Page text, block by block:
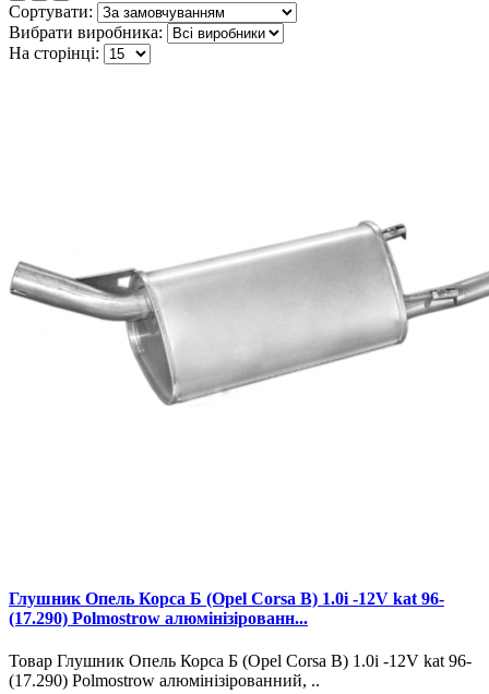
Сортувати:
Вибрати виробника:
На сторінці:
Глушник Опель Корса Б (Opel Corsa B) 1.0i -12V kat 96-
(17.290) Polmostrow алюмінізірованн...
Товар Глушник Опель Корса Б (Opel Corsa B) 1.0i -12V kat 96-
(17.290) Polmostrow алюмінізірованний, ..